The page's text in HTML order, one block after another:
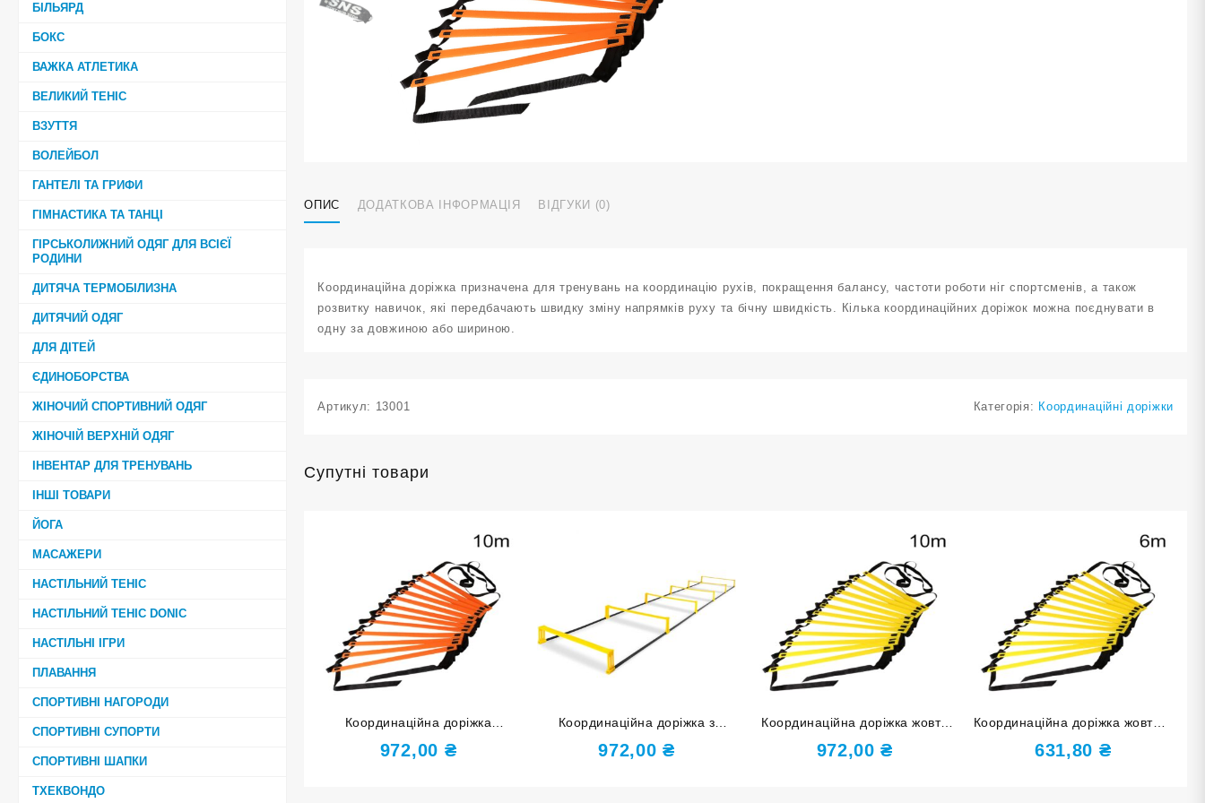
БІЛЬЯРД
БОКС
ВАЖКА АТЛЕТИКА
ВЕЛИКИЙ ТЕНІС
ВЗУТТЯ
ВОЛЕЙБОЛ
ГАНТЕЛІ ТА ГРИФИ
ГІМНАСТИКА ТА ТАНЦІ
ГІРСЬКОЛИЖНИЙ ОДЯГ ДЛЯ ВСІЄЇ
РОДИНИ
ДИТЯЧА ТЕРМОБІЛИЗНА
ДИТЯЧИЙ ОДЯГ
ДЛЯ ДІТЕЙ
ЄДИНОБОРСТВА
ЖІНОЧИЙ СПОРТИВНИЙ ОДЯГ
ЖІНОЧІЙ ВЕРХНІЙ ОДЯГ
ІНВЕНТАР ДЛЯ ТРЕНУВАНЬ
ІНШІ ТОВАРИ
ЙОГА
МАСАЖЕРИ
НАСТІЛЬНИЙ ТЕНІС
НАСТІЛЬНИЙ ТЕНІС DONIC
НАСТІЛЬНІ ІГРИ
ПЛАВАННЯ
СПОРТИВНІ НАГОРОДИ
СПОРТИВНІ СУПОРТИ
СПОРТИВНІ ШАПКИ
ТХЕКВОНДО
ОПИС ДОДАТКОВА ІНФОРМАЦІЯ ВІДГУКИ (0)
Координаційна доріжка призначена для тренувань на координацію рухів, покращення балансу, частоти роботи ніг спортсменів, а також
розвитку навичок, які передбачають швидку зміну напрямків руху та бічну швидкість. Кілька координаційних доріжок можна поєднувати в
одну за довжиною або шириною.
Артикул: 13001 Категорія: Координаційні доріжки
Супутні товари
Координаційна доріжка
оранжева 10 м 4MM-1020-ОРН
972,00 ₴
Координаційна доріжка з
бар’єрами 2.15
972,00₴
Координаційна доріжка жовта
10 м 4MM-1020-Ж
972,00₴
Координаційна доріжка жовта 6
м 4MM-612-Ж
631,80 ₴